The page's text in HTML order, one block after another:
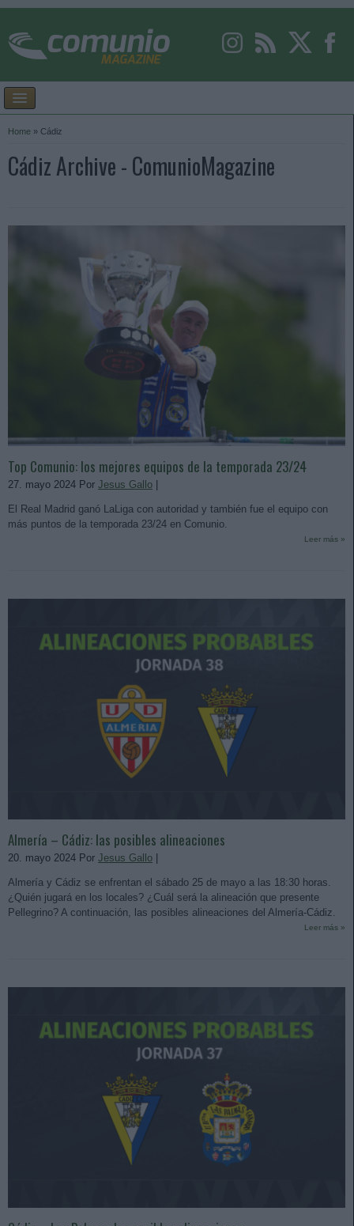
Home » Cádiz
Cádiz Archive - ComunioMagazine
Top Comunio: los mejores equipos de la temporada 23/24
27. mayo 2024 Por Jesus Gallo
El Real Madrid ganó LaLiga con autoridad y también fue el equipo con
más puntos de la temporada 23/24 en Comunio.
Leer más »
Almería – Cádiz: las posibles alineaciones
20. mayo 2024 Por Jesus Gallo
Almería y Cádiz se enfrentan el sábado 25 de mayo a las 18:30 horas.
¿Quién jugará en los locales? ¿Cuál será la alineación que presente
Pellegrino? A continuación, las posibles alineaciones del Almería-Cádiz.
Leer más »